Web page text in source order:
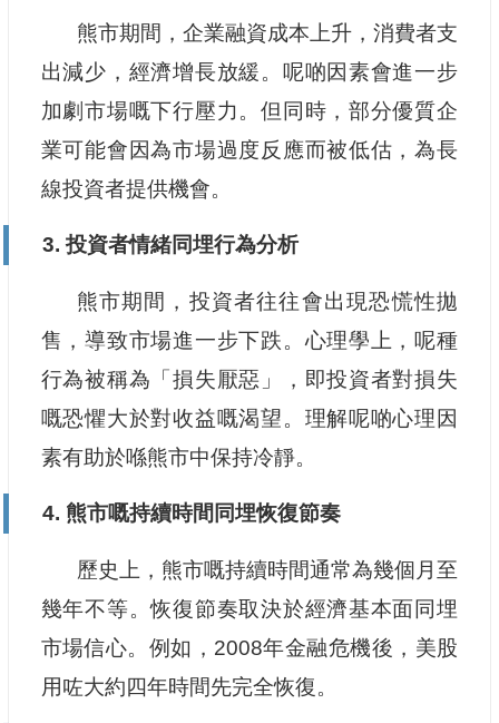
熊市期間，企業融資成本上升，消費者支
出減少，經濟增長放緩。呢啲因素會進一步
加劇市場嘅下行壓力。但同時，部分優質企
業可能會因為市場過度反應而被低估，為長
線投資者提供機會。
3. 投資者情緒同埋行為分析
熊市期間，投資者往往會出現恐慌性拋
售，導致市場進一步下跌。心理學上，呢種
行為被稱為「損失厭惡」，即投資者對損失
嘅恐懼大於對收益嘅渴望。理解呢啲心理因
素有助於喺熊市中保持冷靜。
4. 熊市嘅持續時間同埋恢復節奏
歷史上，熊市嘅持續時間通常為幾個月至
幾年不等。恢復節奏取決於經濟基本面同埋
市場信心。例如，2008年金融危機後，美股
用咗大約四年時間先完全恢復。